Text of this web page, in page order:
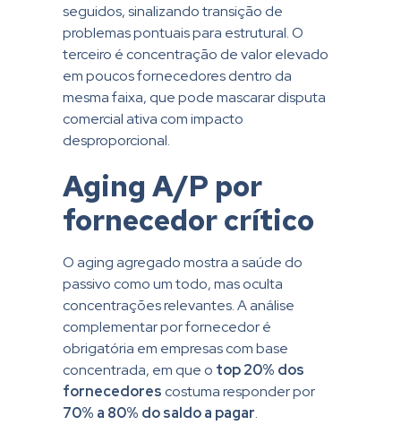
seguidos, sinalizando transição de
problemas pontuais para estrutural. O
terceiro é concentração de valor elevado
em poucos fornecedores dentro da
mesma faixa, que pode mascarar disputa
comercial ativa com impacto
desproporcional.
Aging A/P por
fornecedor crítico
O aging agregado mostra a saúde do
passivo como um todo, mas oculta
concentrações relevantes. A análise
complementar por fornecedor é
obrigatória em empresas com base
concentrada, em que o top 20% dos
fornecedores costuma responder por
70% a 80% do saldo a pagar.